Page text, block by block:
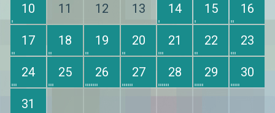
10 11 12 13 14 15 16
17 18 19 20 21 22 23
24 25 26 27 28 29 30
31